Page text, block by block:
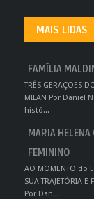
MAIS LIDAS
FAMÍLIA
TRÊS GERAÇÕES
MILAN Por Daniel
histó...
MARIA
FEMININO
AO MOMENTO do
SUA TRAJETÓRIA
Por Dan...